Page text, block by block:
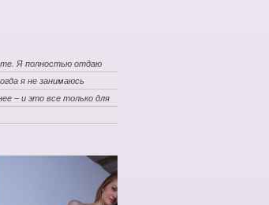
Я полностью отдаю
я не занимаюсь
– и это все только для